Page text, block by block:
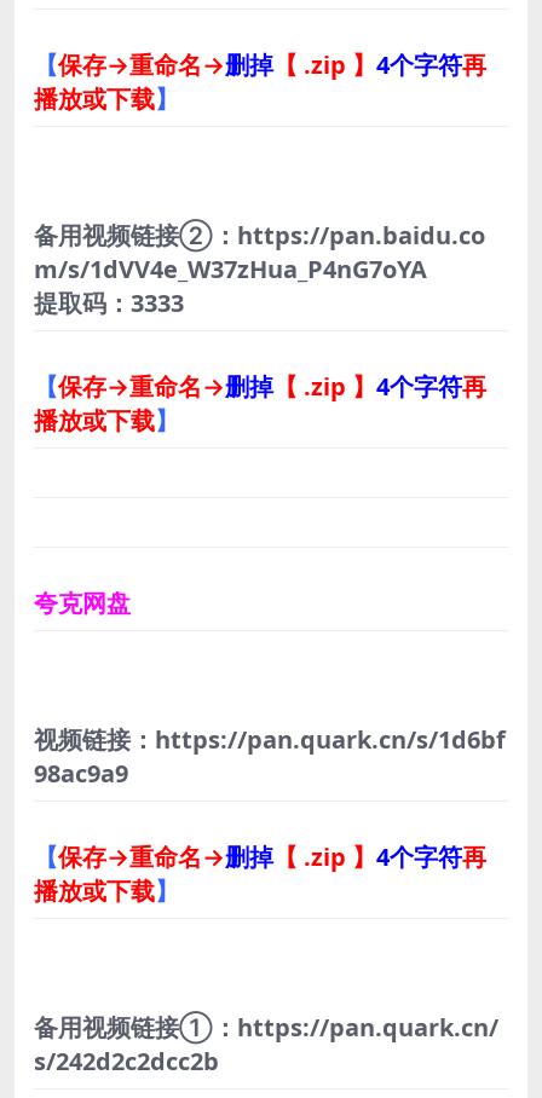
【保存→重命名→删掉【 .zip 】 4个字符再
播放或下载】
备用视频链接②：https://pan.baidu.co
m/s/1dVV4e_W37zHua_P4nG7oYA
提取码：3333
【保存→重命名→删掉【 .zip 】 4个字符再
播放或下载】
夸克网盘
视频链接：https://pan.quark.cn/s/1d6bf
98ac9a9
【保存→重命名→删掉【 .zip 】 4个字符再
播放或下载】
备用视频链接①：https://pan.quark.cn/
s/242d2c2dcc2b